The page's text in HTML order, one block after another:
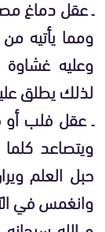
ـ عقل دماغ
ومما يأتيه
وعليه غشاوة
لذلك يطلق
ـ عقل فلب
ويتصاعد
حبل العلم
وانغمس في